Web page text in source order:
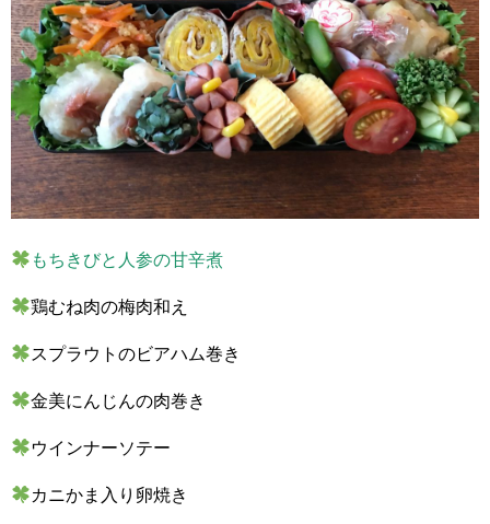
もちきびと人参の甘辛煮
鶏むね肉の梅肉和え
スプラウトのビアハム巻き
金美にんじんの肉巻き
ウインナーソテー
カニかま入り卵焼き